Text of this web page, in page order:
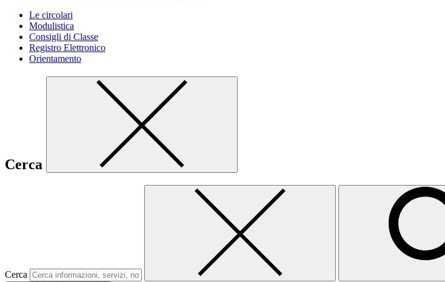
Le circolari
Modulistica
Consigli di Classe
Registro Elettronico
Orientamento
Cerca
Cerca